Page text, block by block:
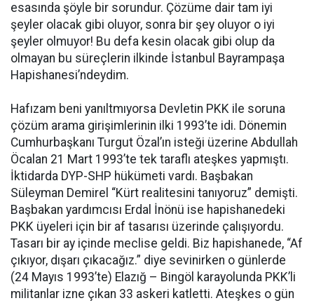
esasında şöyle bir sorundur. Çözüme dair tam iyi
şeyler olacak gibi oluyor, sonra bir şey oluyor o iyi
şeyler olmuyor! Bu defa kesin olacak gibi olup da
olmayan bu süreçlerin ilkinde İstanbul Bayrampaşa
Hapishanesi’ndeydim.
Hafızam beni yanıltmıyorsa Devletin PKK ile soruna
çözüm arama girişimlerinin ilki 1993’te idi. Dönemin
Cumhurbaşkanı Turgut Özal’ın isteği üzerine Abdullah
Öcalan 21 Mart 1993’te tek taraflı ateşkes yapmıştı.
İktidarda DYP-SHP hükümeti vardı. Başbakan
Süleyman Demirel “Kürt realitesini tanıyoruz” demişti.
Başbakan yardımcısı Erdal İnönü ise hapishanedeki
PKK üyeleri için bir af tasarısı üzerinde çalışıyordu.
Tasarı bir ay içinde meclise geldi. Biz hapishanede, “Af
çıkıyor, dışarı çıkacağız.” diye sevinirken o günlerde
(24 Mayıs 1993’te) Elazığ – Bingöl karayolunda PKK’li
militanlar izne çıkan 33 askeri katletti. Ateşkes o gün